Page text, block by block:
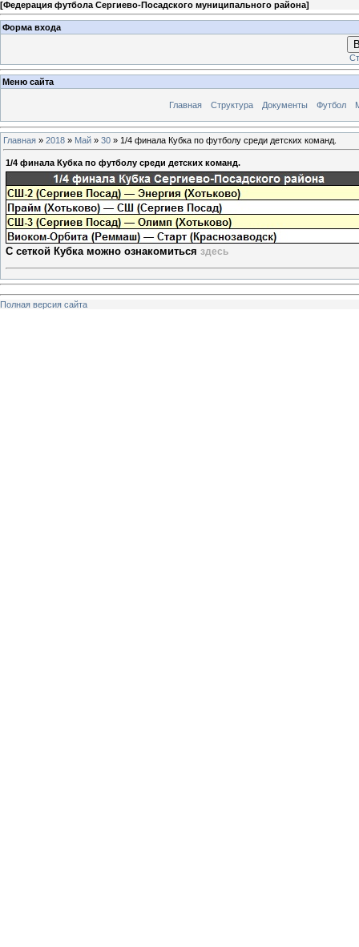
[Федерация футбола Сергиево-Посадского муниципального района]
Форма входа
Меню сайта
Главная Структура Документы Футбол
Главная » 2018 » Май » 30 » 1/4 финала Кубка по футболу среди детских команд.
1/4 финала Кубка по футболу среди детских команд.
С сеткой Кубка можно ознакомиться здесь
Полная версия сайта